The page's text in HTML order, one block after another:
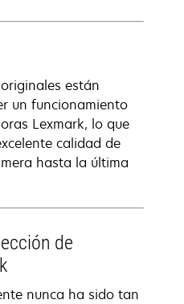
están
un funcionamiento
Lexmark, lo que
calidad de
hasta la última
de
nunca ha sido tan